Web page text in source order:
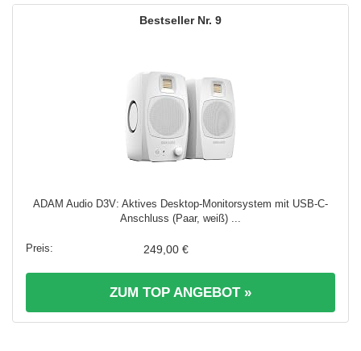
9
ADAM Audio D3V: Aktives Desktop-Monitorsystem mit USB-C-
Anschluss (Paar, weiß) ...
249,00 €
ZUM TOP ANGEBOT »